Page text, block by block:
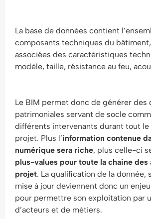
La base de données contient
composants techniques du
associées des caractéristiques
modèle, taille, résistance au feu,
Le BIM permet donc de générer des
patrimoniales servant de socle
différents intervenants durant tout le
projet. Plus l’information contenue
numérique sera riche, plus celle-ci
plus-values pour toute la chaine des
projet. La qualification de la donnée,
mise à jour deviennent donc un
pour permettre son exploitation par
d’acteurs et de métiers.